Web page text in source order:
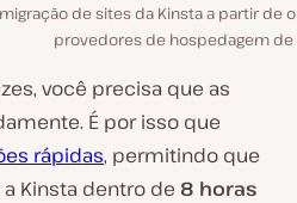
de sites da Kinsta a partir de
provedores de hospedagem de
você precisa que as
. É por isso que
rápidas, permitindo que
Kinsta dentro de 8 horas